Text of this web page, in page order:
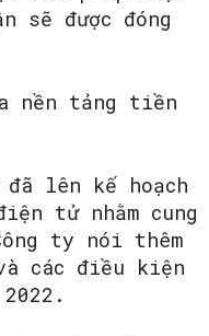
sẽ được đóng
nền tảng tiền
lên kế hoạch
tử nhằm cung
ty nói thêm
các điều kiện